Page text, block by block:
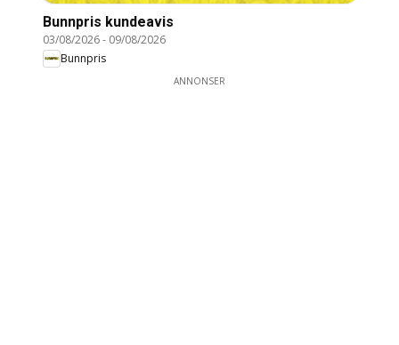
Bunnpris kundeavis
03/08/2026- 09/08/2026
Bunnpris
ANNONSER